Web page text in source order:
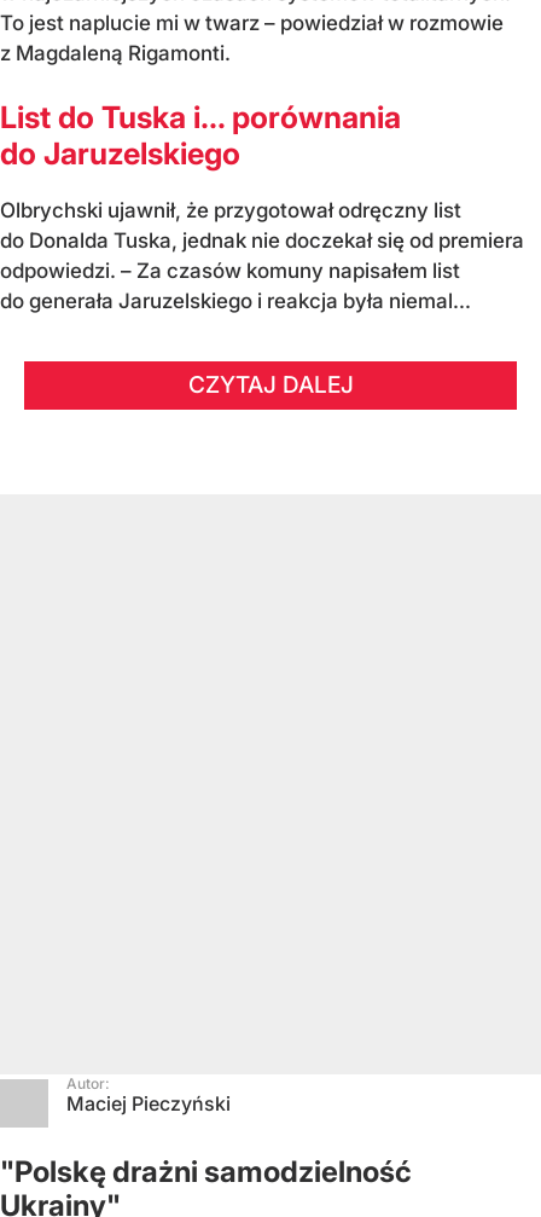
To jest naplucie mi w twarz – powiedział w rozmowie
z Magdaleną Rigamonti.
List do Tuska i… porównania
do Jaruzelskiego
Olbrychski ujawnił, że przygotował odręczny list
do Donalda Tuska, jednak nie doczekał się od premiera
odpowiedzi. – Za czasów komuny napisałem list
do generała Jaruzelskiego i reakcja była niemal...
CZYTAJ DALEJ
Autor:
Maciej Pieczyński
"Polskę drażni samodzielność
Ukrainy"